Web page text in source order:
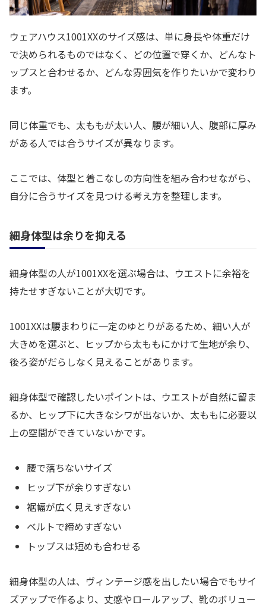
ウェアハウス1001XXのサイズ感は、単に身長や体重だけ
で決められるものではなく、どの位置で穿くか、どんなト
ップスと合わせるか、どんな雰囲気を作りたいかで変わり
ます。
同じ体重でも、太ももが太い人、腰が細い人、腹部に厚み
がある人では合うサイズが異なります。
ここでは、体型と着こなしの方向性を組み合わせながら、
自分に合うサイズを見つける考え方を整理します。
細身体型は余りを抑える
細身体型の人が1001XXを選ぶ場合は、ウエストに余裕を
持たせすぎないことが大切です。
1001XXは腰まわりに一定のゆとりがあるため、細い人が
大きめを選ぶと、ヒップから太ももにかけて生地が余り、
後ろ姿がだらしなく見えることがあります。
細身体型で確認したいポイントは、ウエストが自然に留ま
るか、ヒップ下に大きなシワが出ないか、太ももに必要以
上の空間ができていないかです。
腰で落ちないサイズ
ヒップ下が余りすぎない
裾幅が広く見えすぎない
ベルトで締めすぎない
トップスは短めも合わせる
細身体型の人は、ヴィンテージ感を出したい場合でもサイ
ズアップで作るより、丈感やロールアップ、靴のボリュー